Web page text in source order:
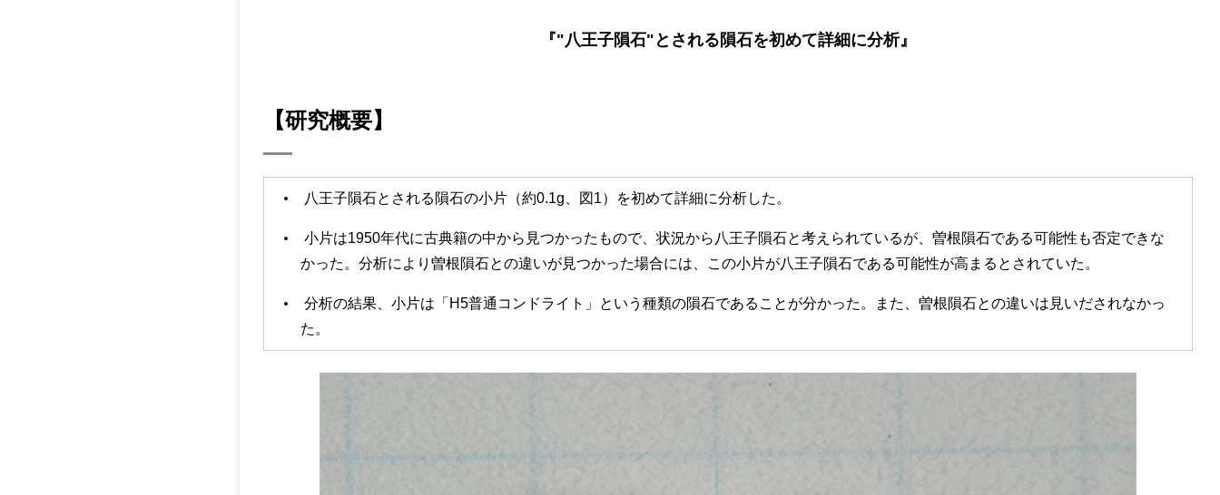
『"八王子隕石"とされる隕石を初めて詳細に分析』
【研究概要】
八王子隕石とされる隕石の小片（約0.1g、図1）を初めて詳細に分析した。
小片は1950年代に古典籍の中から見つかったもので、状況から八王子隕石と考えられているが、曽根隕石である可能性も否定できな
かった。分析により曽根隕石との違いが見つかった場合には、この小片が八王子隕石である可能性が高まるとされていた。
分析の結果、小片は「H5普通コンドライト」という種類の隕石であることが分かった。また、曽根隕石との違いは見いだされなかっ
た。